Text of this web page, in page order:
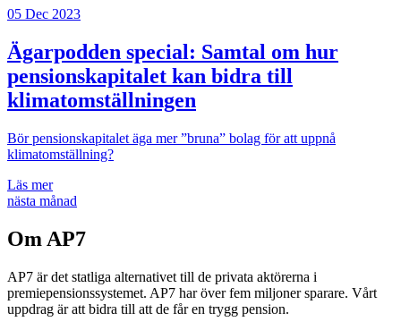
05 Dec 2023
Ägarpodden special: Samtal om hur
pensionskapitalet kan bidra till
klimatomställningen
Bör pensionskapitalet äga mer ”bruna” bolag för att uppnå
klimatomställning?
Läs mer
nästa månad
Om AP7
AP7 är det statliga alternativet till de privata aktörerna i
premiepensionssystemet. AP7 har över fem miljoner sparare. Vårt
uppdrag är att bidra till att de får en trygg pension.